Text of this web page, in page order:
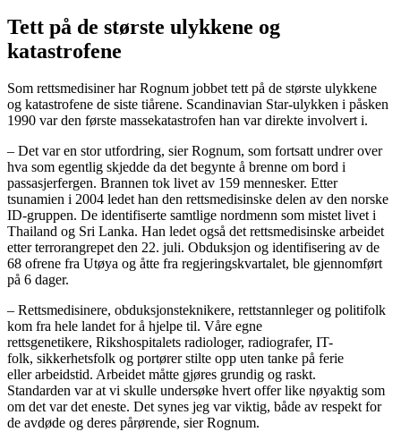
Tett på de største ulykkene og
katastrofene
Som rettsmedisiner har Rognum jobbet tett på de største ulykkene
og katastrofene de siste tiårene. Scandinavian Star-ulykken i påsken
1990 var den første massekatastrofen han var direkte involvert i.
– Det var en stor utfordring, sier Rognum, som fortsatt undrer over
hva som egentlig skjedde da det begynte å brenne om bord i
passasjerfergen. Brannen tok livet av 159 mennesker. Etter
tsunamien i 2004 ledet han den rettsmedisinske delen av den norske
ID-gruppen. De identifiserte samtlige nordmenn som mistet livet i
Thailand og Sri Lanka. Han ledet også det rettsmedisinske arbeidet
etter terrorangrepet den 22. juli. Obduksjon og identifisering av de
68 ofrene fra Utøya og åtte fra regjeringskvartalet, ble gjennomført
på 6 dager.
– Rettsmedisinere, obduksjonsteknikere, rettstannleger og politifolk
kom fra hele landet for å hjelpe til. Våre egne
rettsgenetikere, Rikshospitalets radiologer, radiografer, IT-
folk, sikkerhetsfolk og portører stilte opp uten tanke på ferie
eller arbeidstid. Arbeidet måtte gjøres grundig og raskt.
Standarden var at vi skulle undersøke hvert offer like nøyaktig som
om det var det eneste. Det synes jeg var viktig, både av respekt for
de avdøde og deres pårørende, sier Rognum.